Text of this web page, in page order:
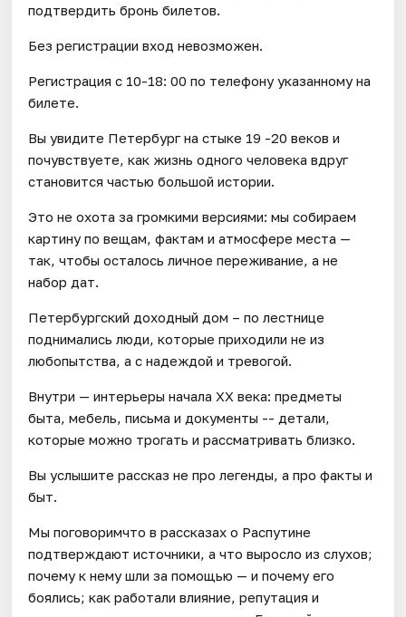
подтвердить бронь билетов.
Без регистрации вход невозможен.
Регистрация с 10-18: 00 по телефону указанному на
билете.
Вы увидите Петербург на стыке 19 -20 веков и
почувствуете, как жизнь одного человека вдруг
становится частью большой истории.
Это не охота за громкими версиями: мы собираем
картину по вещам, фактам и атмосфере места —
так, чтобы осталось личное переживание, а не
набор дат.
Петербургский доходный дом – по лестнице
поднимались люди, которые приходили не из
любопытства, а с надеждой и тревогой.
Внутри — интерьеры начала XX века: предметы
быта, мебель, письма и документы -- детали,
которые можно трогать и рассматривать близко.
Вы услышите рассказ не про легенды, а про факты и
быт.
Мы поговоримчто в рассказах о Распутине
подтверждают источники, а что выросло из слухов;
почему к нему шли за помощью — и почему его
боялись; как работали влияние, репутация и